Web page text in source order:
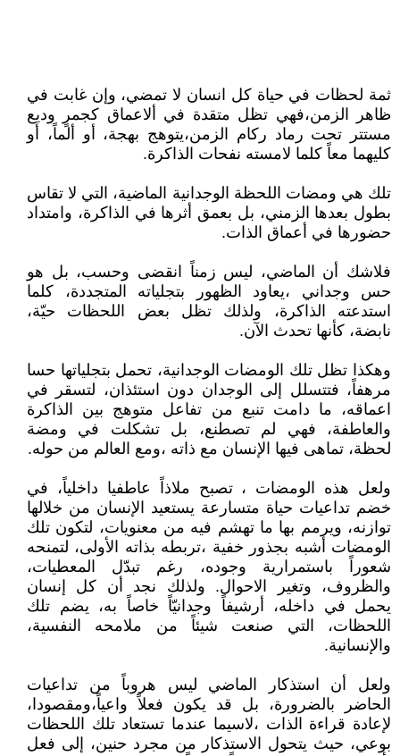
ثمة لحظات في حياة كل انسان لا تمضي، وإن غابت في
ظاهر الزمن،فهي تظل متقدة في ألاعماق كجمرٍ وديع
مستتر تحت رماد ركام الزمن،يتوهج بهجة، أو ألماً، أو
كليهما معاً كلما لامسته نفحات الذاكرة.
تلك هي ومضات اللحظة الوجدانية الماضية، التي لا تقاس
بطول بعدها الزمني، بل بعمق أثرها في الذاكرة، وامتداد
حضورها في أعماق الذات.
فلاشك أن الماضي، ليس زمناً انقضى وحسب، بل هو
حس وجداني ،يعاود الظهور بتجلياته المتجددة، كلما
استدعته الذاكرة، ولذلك تظل بعض اللحظات حيّة،
نابضة، كأنها تحدث الآن.
وهكذا تظل تلك الومضات الوجدانية، تحمل بتجلياتها حسا
مرهفاً، فتتسلل إلى الوجدان دون استئذان، لتسقر في
اعماقه، ما دامت تنبع من تفاعل متوهج بين الذاكرة
والعاطفة، فهي لم تصطنع، بل تشكلت في ومضة
لحظة، تماهى فيها الإنسان مع ذاته ،ومع العالم من حوله.
ولعل هذه الومضات ، تصبح ملاذاً عاطفيا داخلياً، في
خضم تداعيات حياة متسارعة يستعيد الإنسان من خلالها
توازنه، ويرمم بها ما تهشم فيه من معنويات، لتكون تلك
الومضات أشبه بجذور خفية ،تربطه بذاته الأولى، لتمنحه
شعوراً باستمرارية وجوده، رغم تبدّل المعطيات،
والظروف، وتغير الاحوال. ولذلك نجد أن كل إنسان
يحمل في داخله، أرشيفاً وجدانيّاً خاصاً به، يضم تلك
اللحظات، التي صنعت شيئاً من ملامحه النفسية،
والإنسانية.
ولعل أن استذكار الماضي ليس هروباً من تداعيات
الحاضر بالضرورة، بل قد يكون فعلاً واعياً،ومقصودا،
لإعادة قراءة الذات ،لاسيما عندما تستعاد تلك اللحظات
بوعي، حيث يتحول الاستذكار من مجرد حنين، إلى فعل